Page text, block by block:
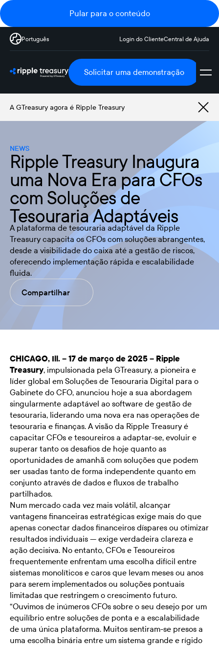
Pular para o conteúdo
Português Login do ClienteCentral de Ajuda
Solicitar uma demonstração
A GTreasury agora é Ripple Treasury
NEWS
Ripple Treasury Inaugura
uma Nova Era para CFOs
com Soluções de
Tesouraria Adaptáveis
A plataforma de tesouraria adaptável da Ripple
Treasury capacita os CFOs com soluções abrangentes,
desde a visibilidade do caixa até a gestão de riscos,
oferecendo implementação rápida e escalabilidade
fluida.
Compartilhar
CHICAGO, Ill. – 17 de março de 2025 – Ripple
Treasury, impulsionada pela GTreasury, a pioneira e
líder global em Soluções de Tesouraria Digital para o
Gabinete do CFO, anunciou hoje a sua abordagem
singularmente adaptável ao software de gestão de
tesouraria, liderando uma nova era nas operações de
tesouraria e finanças. A visão da Ripple Treasury é
capacitar CFOs e tesoureiros a adaptar-se, evoluir e
superar tanto os desafios de hoje quanto as
oportunidades de amanhã com soluções que podem
ser usadas tanto de forma independente quanto em
conjunto através de dados e fluxos de trabalho
partilhados.
Num mercado cada vez mais volátil, alcançar
vantagens financeiras estratégicas exige mais do que
apenas conectar dados financeiros díspares ou otimizar
resultados individuais — exige verdadeira clareza e
ação decisiva. No entanto, CFOs e Tesoureiros
frequentemente enfrentam uma escolha difícil entre
sistemas monolíticos e caros que levam meses ou anos
para serem implementados ou soluções pontuais
limitadas que restringem o crescimento futuro.
“Ouvimos de inúmeros CFOs sobre o seu desejo por um
equilíbrio entre soluções de ponta e a escalabilidade
de uma única plataforma. Muitos sentiram-se presos a
uma escolha binária entre um sistema grande e rígido